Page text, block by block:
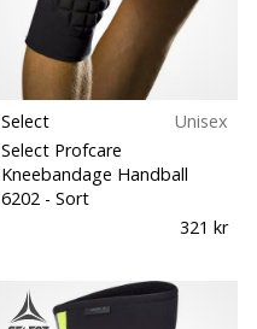
Select
Unisex
Select Profcare
Kneebandage Handball
6202 - Sort
321 kr